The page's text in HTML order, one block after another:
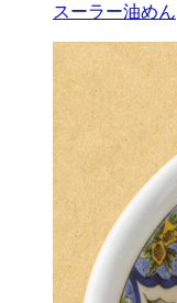
スーラー油めん